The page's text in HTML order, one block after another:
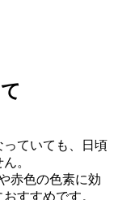
っていても、日頃
。
赤色の色素に効
すすめです。